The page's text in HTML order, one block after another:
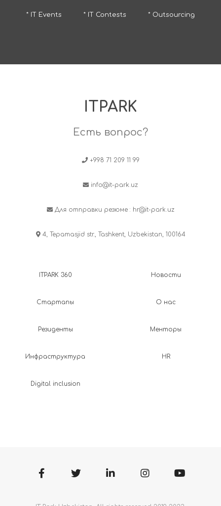
* IT Events * IT Contests * Outsourcing
ITPARK
Есть вопрос?
+998 71 209 11 99
info@it-park.uz
Для отправки резюме : hr@it-park.uz
4, Tepamasjid str., Tashkent, Uzbekistan, 100164
ITPARK 360
Стартапы
Резиденты
Инфраструктура
Digital inclusion
Новости
О нас
Менторы
HR